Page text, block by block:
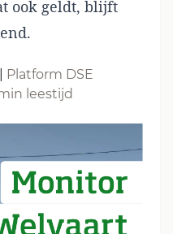
ook geldt, blijft
Platform DSE
leestijd